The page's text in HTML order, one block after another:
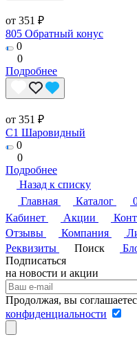
от 351 ₽
805 Обратный конус
0
0
Подробнее
от 351 ₽
C1 Шаровидный
0
0
Подробнее
Назад к списку
Главная
Каталог
Кабинет
Акции
Отзывы
Компания
Реквизиты
Поиск
Подписаться
на новости и акции
Продолжая, вы
конфиденциальности